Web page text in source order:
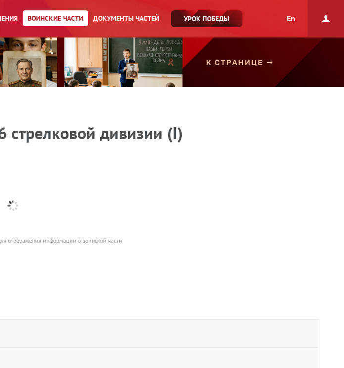
ВОИНСКИЕ ЧАСТИ ДОКУМЕНТЫ ЧАСТЕЙ УРОК ПОБЕДЫ En
стрелковой дивизии (I)
отображения информации о воинской части